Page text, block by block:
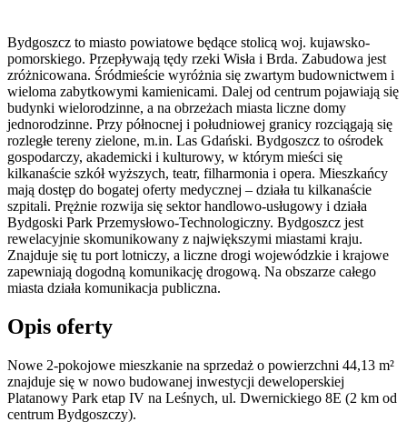
Bydgoszcz to miasto powiatowe będące stolicą woj. kujawsko-
pomorskiego. Przepływają tędy rzeki Wisła i Brda. Zabudowa jest
zróżnicowana. Śródmieście wyróżnia się zwartym budownictwem i
wieloma zabytkowymi kamienicami. Dalej od centrum pojawiają się
budynki wielorodzinne, a na obrzeżach miasta liczne domy
jednorodzinne. Przy północnej i południowej granicy rozciągają się
rozległe tereny zielone, m.in. Las Gdański. Bydgoszcz to ośrodek
gospodarczy, akademicki i kulturowy, w którym mieści się
kilkanaście szkół wyższych, teatr, filharmonia i opera. Mieszkańcy
mają dostęp do bogatej oferty medycznej – działa tu kilkanaście
szpitali. Prężnie rozwija się sektor handlowo-usługowy i działa
Bydgoski Park Przemysłowo-Technologiczny. Bydgoszcz jest
rewelacyjnie skomunikowany z największymi miastami kraju.
Znajduje się tu port lotniczy, a liczne drogi wojewódzkie i krajowe
zapewniają dogodną komunikację drogową. Na obszarze całego
miasta działa komunikacja publiczna.
Opis oferty
Nowe 2-pokojowe mieszkanie na sprzedaż o powierzchni 44,13 m²
znajduje się w nowo budowanej inwestycji deweloperskiej
Platanowy Park etap IV na Leśnych, ul. Dwernickiego 8E (2 km od
centrum Bydgoszczy).